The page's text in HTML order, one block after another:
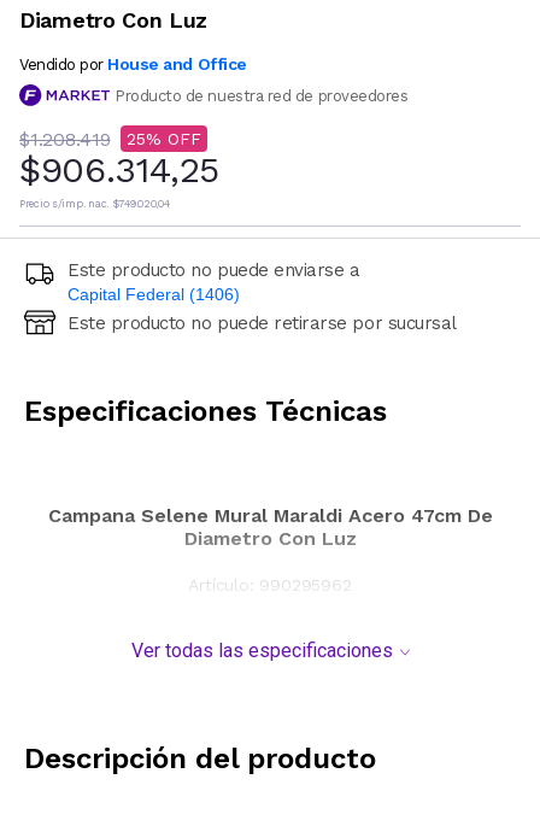
Diametro Con Luz
Vendido por House and Office
Producto de nuestra red de proveedores
$1.208.419 25
$906.314,25
Precio s/imp. nac. $749.020,04
Este producto no puede enviarse a
Capital Federal (1406)
Ingresá código postal (sólo números)
Este producto no puede retirarse por sucursal
Especificaciones Técnicas
Campana Selene Mural Maraldi Acero 47cm De
Diametro Con Luz
Artículo: 990295962
Ver todas las especificaciones
Descripción del producto